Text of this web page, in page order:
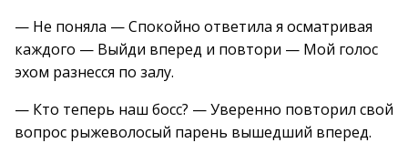
— Не поняла — Спокойно ответила я осматривая
каждого — Выйди вперед и повтори — Мой голос
эхом разнесся по залу.
— Кто теперь наш босс? — Уверенно повторил свой
вопрос рыжеволосый парень вышедший вперед.